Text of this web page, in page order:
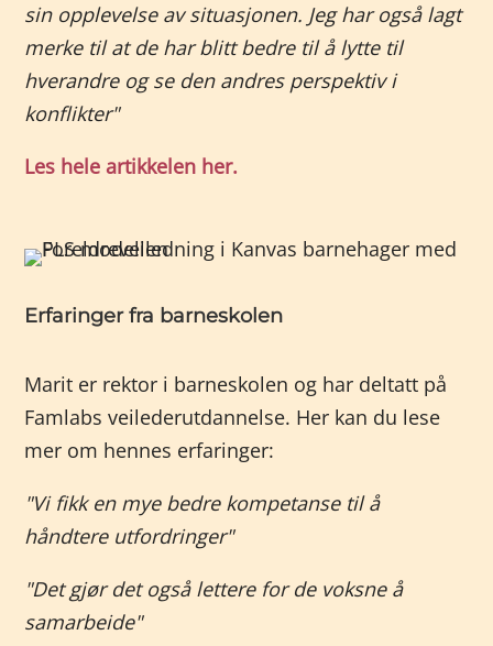
sin opplevelse av situasjonen. Jeg har også lagt
merke til at de har blitt bedre til å lytte til
hverandre og se den andres perspektiv i
konflikter"
Les hele artikkelen her.
Erfaringer fra barneskolen
Marit er rektor i barneskolen og har deltatt på
Famlabs veilederutdannelse. Her kan du lese
mer om hennes erfaringer:
"Vi fikk en mye bedre kompetanse til å
håndtere utfordringer"
"Det gjør det også lettere for de voksne å
samarbeide"